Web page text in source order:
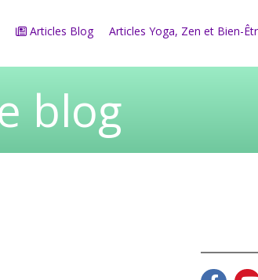
Articles Blog Articles Yoga, Zen et Bien-
blog